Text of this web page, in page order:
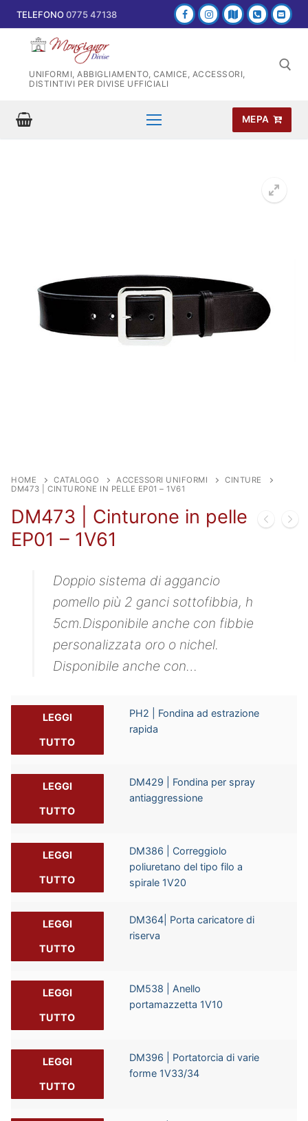
al
contenuto
TELEFONO0775 47138
UNIFORMI, ABBIGLIAMENTO, CAMICE, ACCESSORI,
DISTINTIVI PER DIVISE UFFICIALI
MEPA
HOME CATALOGO ACCESSORI UNIFORMI
CINTURE
DM473 | CINTURONE IN PELLE EP01 – 1V61
DM473 | Cinturone in pelle
EP01 – 1V61
Doppio sistema di aggancio
pomello più 2 ganci sottofibbia, h
5cm.Disponibile anche con fibbie
personalizzata oro o nichel.
Disponibile anche con…
LEGGI
TUTTO
PH2 | Fondina ad estrazione
rapida
LEGGI
TUTTO
DM429 | Fondina per spray
antiaggressione
LEGGI
TUTTO
DM386 | Correggiolo
poliuretano del tipo filo a
spirale 1V20
LEGGI
TUTTO
DM364| Porta caricatore di
riserva
LEGGI
TUTTO
DM538 | Anello
portamazzetta 1V10
LEGGI
TUTTO
DM396 | Portatorcia di varie
forme 1V33/34